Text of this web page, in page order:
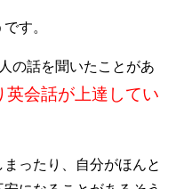
す。
の話を聞いたことがあ
英会話が上達してい
ったり、自分がほんと